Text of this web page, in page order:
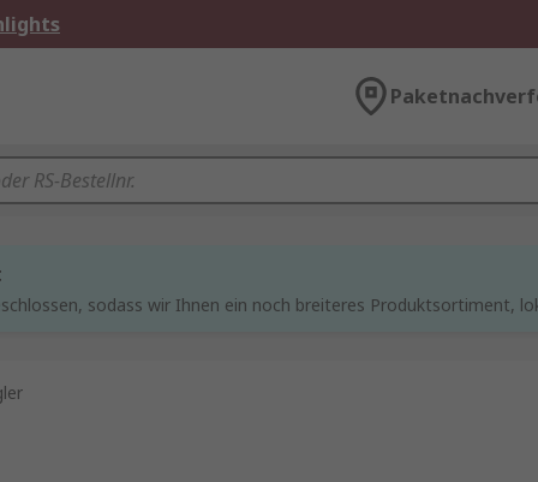
sodass wir Ihnen ein noch breiteres Produktsortiment,